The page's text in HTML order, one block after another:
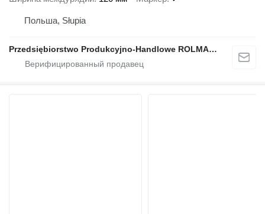
Польша, Słupia
Przedsiębiorstwo Produkcyjno-Handlowe ROLMAPOL Marcin Dziekan